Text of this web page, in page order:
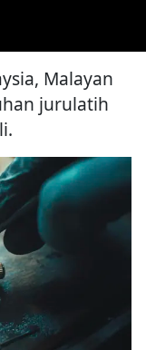
Malayan
jurulatih